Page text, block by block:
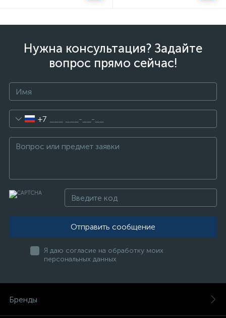
Нужна консультация? Задайте
вопрос прямо сейчас!
+7
Отправить сообщение
Я даю согласие на обработку моих
персональных данных
Бренды